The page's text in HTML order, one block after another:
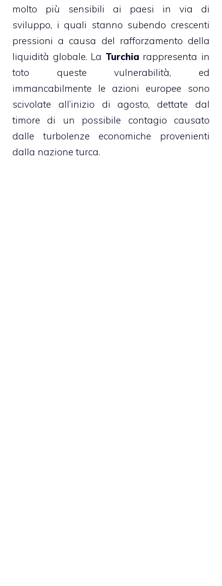
molto più sensibili ai paesi in via di
sviluppo, i quali stanno subendo crescenti
pressioni a causa del rafforzamento della
liquidità globale. La Turchia rappresenta in
toto queste vulnerabilità, ed
immancabilmente le azioni europee sono
scivolate all’inizio di agosto, dettate dal
timore di un possibile contagio causato
dalle turbolenze economiche provenienti
dalla nazione turca.